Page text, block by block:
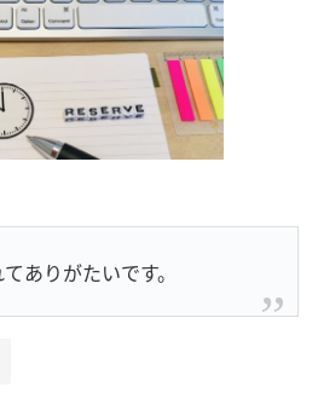
ありがたいです。